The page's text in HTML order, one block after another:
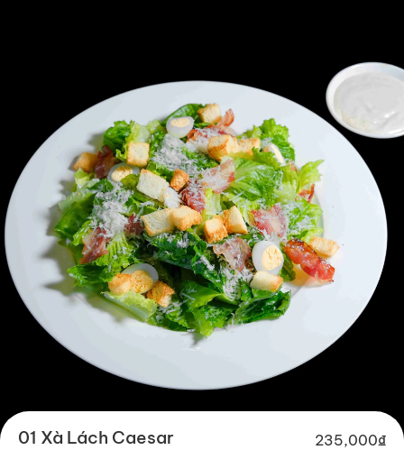
01 Xà Lách Caesar 235,000₫